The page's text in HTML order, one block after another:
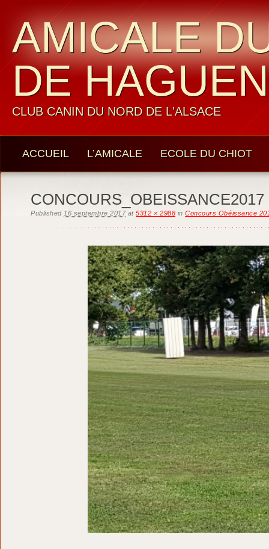
AMICALE
DE
CLUB CANIN DU NORD DE L'ALSACE
ACCUEIL L’AMICALE ECOLE DU CHIOT
CONCOURS_OBEISSANCE2017
Published 16 septembre 2017at5312 × 2988 inConcours Obéissance